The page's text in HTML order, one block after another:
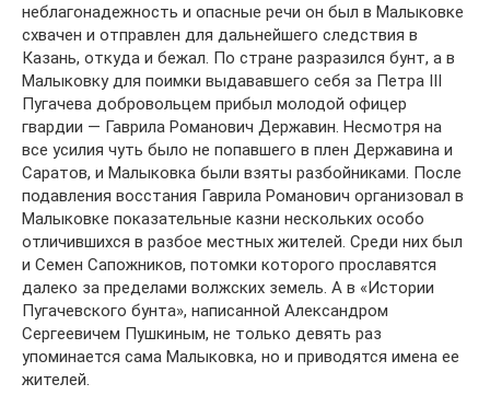
неблагонадежность и опасные речи он был в Малыковке
схвачен и отправлен для дальнейшего следствия в
Казань, откуда и бежал. По стране разразился бунт, а в
Малыковку для поимки выдававшего себя за Петра III
Пугачева добровольцем прибыл молодой офицер
гвардии — Гаврила Романович Державин. Несмотря на
все усилия чуть было не попавшего в плен Державина и
Саратов, и Малыковка были взяты разбойниками. После
подавления восстания Гаврила Романович организовал в
Малыковке показательные казни нескольких особо
отличившихся в разбое местных жителей. Среди них был
и Семен Сапожников, потомки которого прославятся
далеко за пределами волжских земель. А в «Истории
Пугачевского бунта», написанной Александром
Сергеевичем Пушкиным, не только девять раз
упоминается сама Малыковка, но и приводятся имена ее
жителей.